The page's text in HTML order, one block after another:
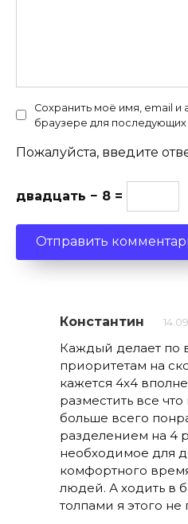
Сохранить моё имя, email и
браузере для
Пожалуйста, введите
двадцать − 8 =
Константин
Каждый делает по
приоритетам на
кажется 4х4
разместить все
больше всего
разделением на 4
необходимое для
комфортного
людей. А ходить в
толпами я этого